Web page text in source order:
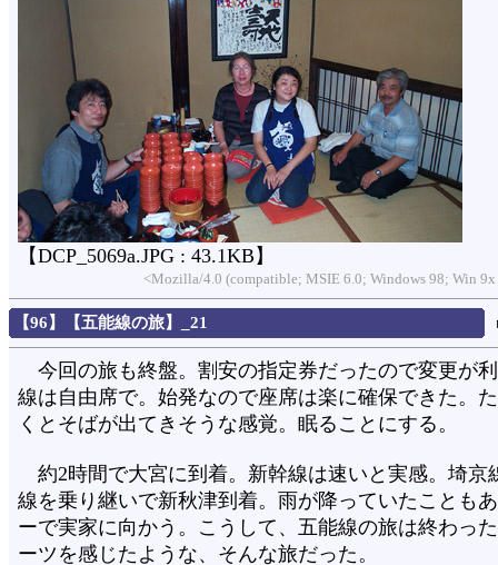
【DCP_5069a.JPG : 43.1KB】
<Mozilla/4.0 (compatible; MSIE 6.0; Windows 98; Win
【96】【五能線の旅】_21
今回の旅も終盤。割安の指定券だったので変更が
線は自由席で。始発なので座席は楽に確保できた。
くとそばが出てきそうな感覚。眠ることにする。
約2時間で大宮に到着。新幹線は速いと実感。埼京
線を乗り継いで新秋津到着。雨が降っていたことも
ーで実家に向かう。こうして、五能線の旅は終わっ
ーツを感じたような、そんな旅だった。